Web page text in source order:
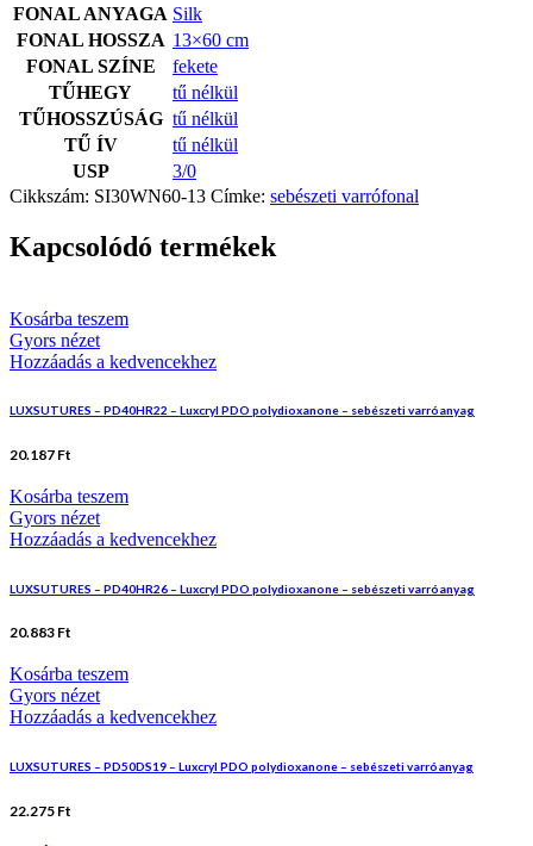
FONAL ANYAGA Silk
FONAL HOSSZA 13×60 cm
FONAL SZÍNE
fekete
TŰHEGY
tű nélkül
TŰHOSSZÚSÁG tű nélkül
TŰ ÍV
tű nélkül
USP
3/0
Cikkszám: SI30WN60-13 Címke: sebészeti varrófonal
Kapcsolódó termékek
Kosárba teszem
Gyors nézet
Hozzáadás a kedvencekhez
LUXSUTURES – PD40HR22 – Luxcryl PDO polydioxanone – sebészeti varróanyag
20.187 Ft
Kosárba teszem
Gyors nézet
Hozzáadás a kedvencekhez
LUXSUTURES – PD40HR26 – Luxcryl PDO polydioxanone – sebészeti varróanyag
20.883 Ft
Kosárba teszem
Gyors nézet
Hozzáadás a kedvencekhez
LUXSUTURES – PD50DS19 – Luxcryl PDO polydioxanone – sebészeti varróanyag
22.275 Ft